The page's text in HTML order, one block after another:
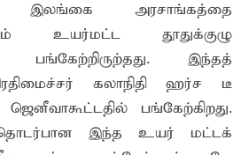
இலங்கை அரசாங்கத்தை
உயர்மட்ட தூதுக்குழு
இந்தத்
கலாநிதி ஹர்ச டீ
பங்கேற்கிறது.
இந்த உயர் மட்டக்